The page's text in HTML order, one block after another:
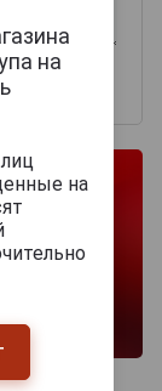
на
на